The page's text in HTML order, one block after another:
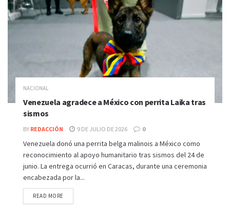
NACIONAL
Venezuela agradece a México con perrita Laika tras
sismos
BY REDACCIÓN 9 DE JULIO DE 2026 0
Venezuela donó una perrita belga malinois a México como
reconocimiento al apoyo humanitario tras sismos del 24 de
junio. La entrega ocurrió en Caracas, durante una ceremonia
encabezada por la...
READ MORE